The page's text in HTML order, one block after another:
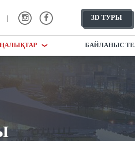
БАЙЛАНЫС
3D ТУРЫ
3D ТУР KZ